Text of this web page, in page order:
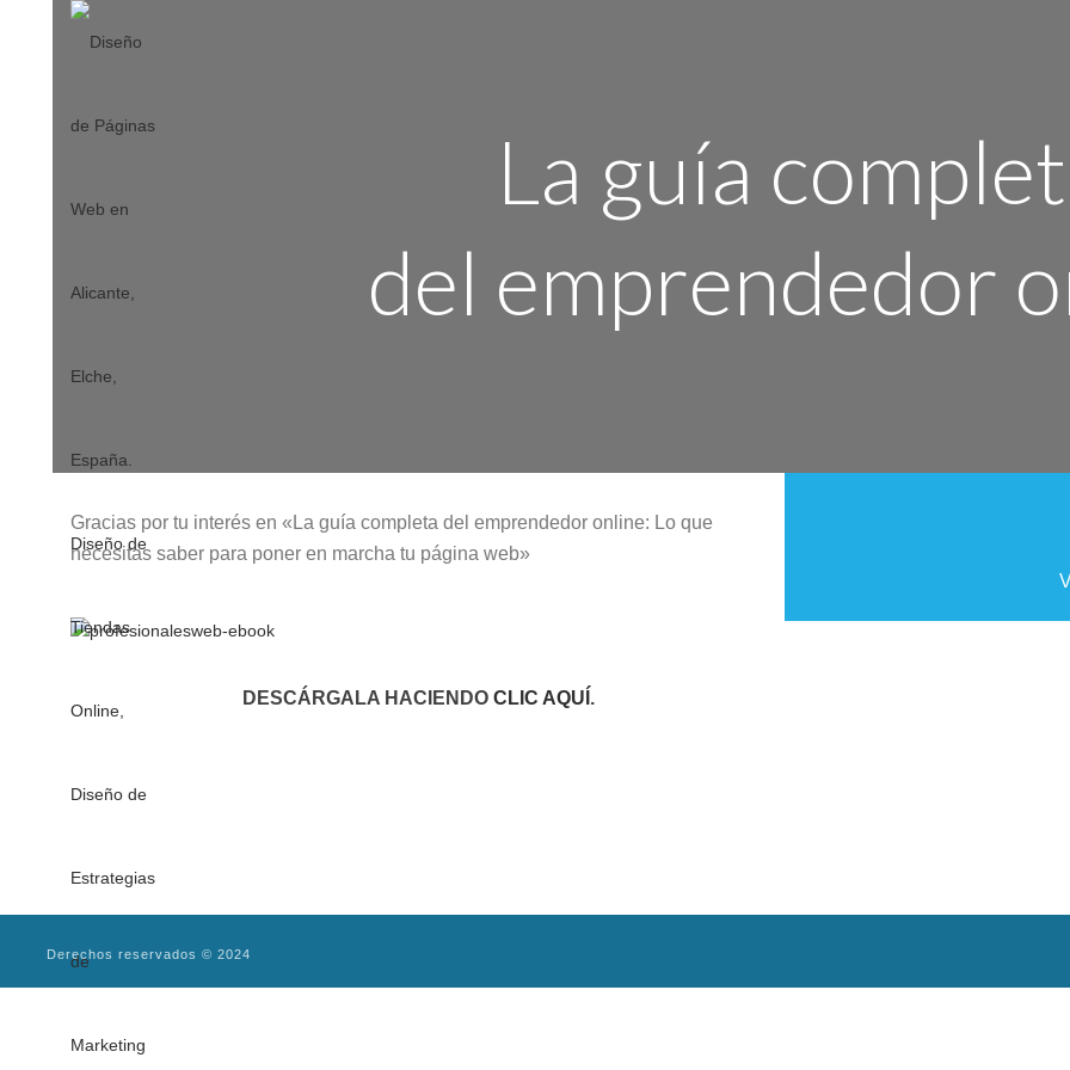
La guía
del emprendedor
Gracias por tu interés en «La guía completa del emprendedor online: Lo que
necesitas saber para poner en marcha tu página web»
DESCÁRGALA HACIENDO CLIC AQUÍ .
Derechos reservados © 2024